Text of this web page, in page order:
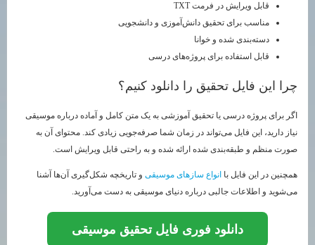
قابل ویرایش در فرمت TXT
مناسب برای تحقیق دانش‌آموزی و دانشجویی
دسته‌بندی شده و خوانا
قابل استفاده برای پروژه‌های درسی
چرا این فایل تحقیق را دانلود کنیم؟
اگر برای پروژه درسی یا تحقیق آموزشی به یک متن کامل و آماده درباره موسیقی
نیاز دارید، این فایل می‌تواند در زمان شما صرفه‌جویی زیادی کند. محتوای آن به
صورت منظم و طبقه‌بندی شده ارائه شده و به راحتی قابل ویرایش است.
همچنین در این فایل با انواع سازهای موسیقی و تاریخچه شکل‌گیری آن‌ها آشنا
می‌شوید و اطلاعات جالبی درباره دنیای موسیقی به دست می‌آورید.
دانلود فوری فایل تحقیق موسیقی